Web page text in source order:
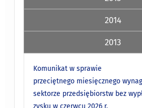
2014
2013
Komunikat w sprawie
przeciętnego miesięcznego
sektorze przedsiębiorstw bez
zysku w czerwcu 2026 r.